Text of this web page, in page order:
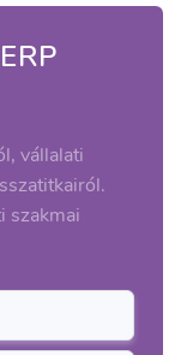
vállalati
szakmai